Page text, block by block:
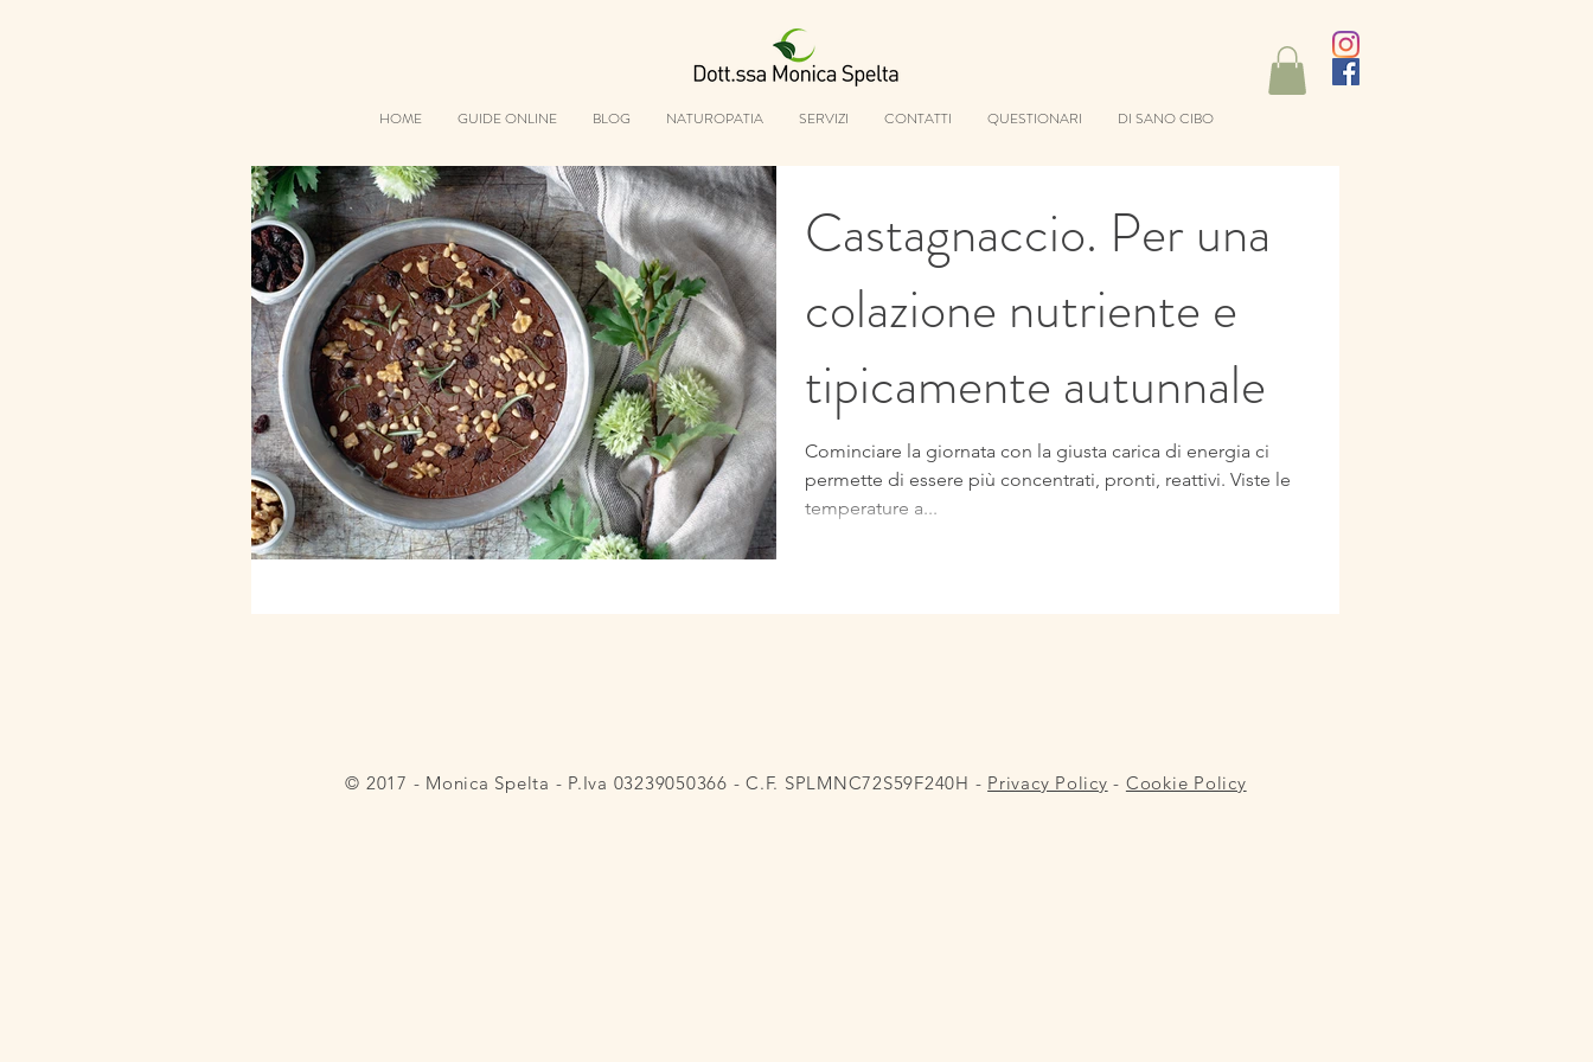
HOME GUIDE ONLINE BLOG NATUROPATIA SERVIZI CONTATTI QUESTIONARI DI SANO CIBO
Castagnaccio. Per una
colazione nutriente e
tipicamente autunnale
Cominciare la giornata con la giusta carica di energia ci
permette di essere più concentrati, pronti, reattivi. Viste le
temperature a...
© 2017 - Monica Spelta - P.Iva 03239050366 - C.F. SPLMNC72S59F240H - Privacy Policy - Cookie Policy